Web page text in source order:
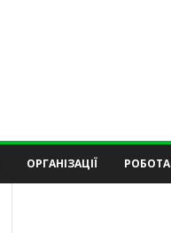
ОРГАНІЗАЦІЇ РОБОТА